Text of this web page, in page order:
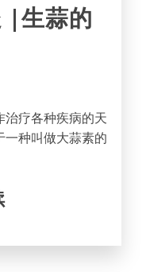
|生蒜的
治疗各种疾病的天
种叫做大蒜素的